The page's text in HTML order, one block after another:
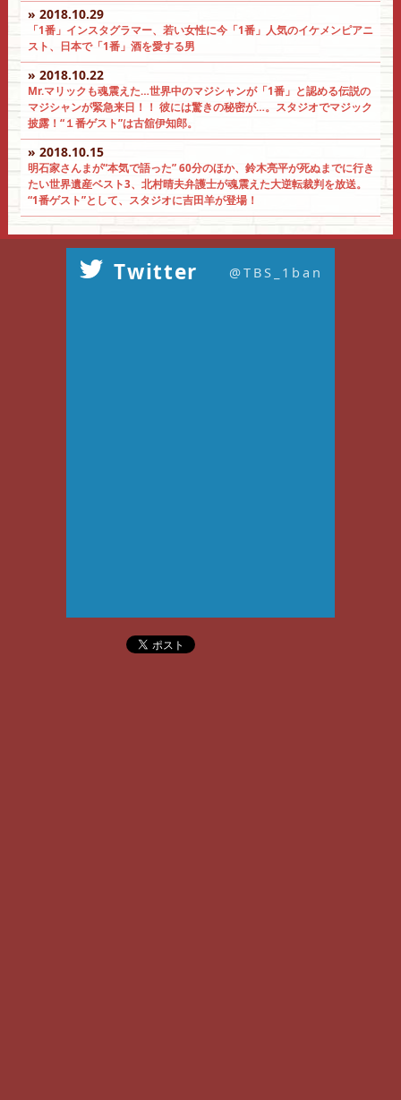
» 2018.10.29
「1番」インスタグラマー、若い女性に今「1番」人気のイケメンピアニ
スト、日本で「1番」酒を愛する男
» 2018.10.22
Мr.マリックも魂震えた…世界中のマジシャンが「1番」と認める伝説の
マジシャンが緊急来日！！ 彼には驚きの秘密が…。スタジオでマジック
披露！“１番ゲスト”は古舘伊知郎。
» 2018.10.15
明石家さんまが“本気で語った” 60分のほか、鈴木亮平が死ぬまでに行き
たい世界遺産ベスト3、北村晴夫弁護士が魂震えた大逆転裁判を放送。
“1番ゲスト”として、スタジオに吉田羊が登場！
Twitter @TBS_1ban